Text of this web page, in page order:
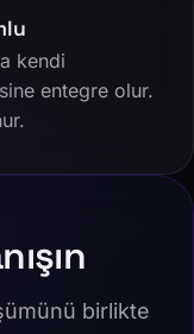
kendi
entegre olur.
birlikte